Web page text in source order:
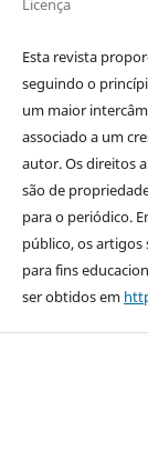
Licença
Esta revista
seguindo o
um maior
associado a um
autor. Os direitos
são de
para o periódico.
público, os
para fins
ser obtidos em